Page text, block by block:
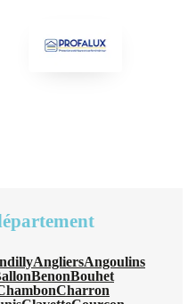
AngliersAngoulins
BenonBouhet
Charron